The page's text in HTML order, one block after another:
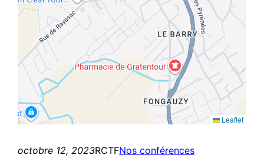
Leaflet
octobre 12, 2023RCTFNos conférences